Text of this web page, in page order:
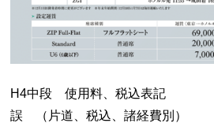
H4中段 使用料、税込表記
誤 （片道、税込、諸経費別）